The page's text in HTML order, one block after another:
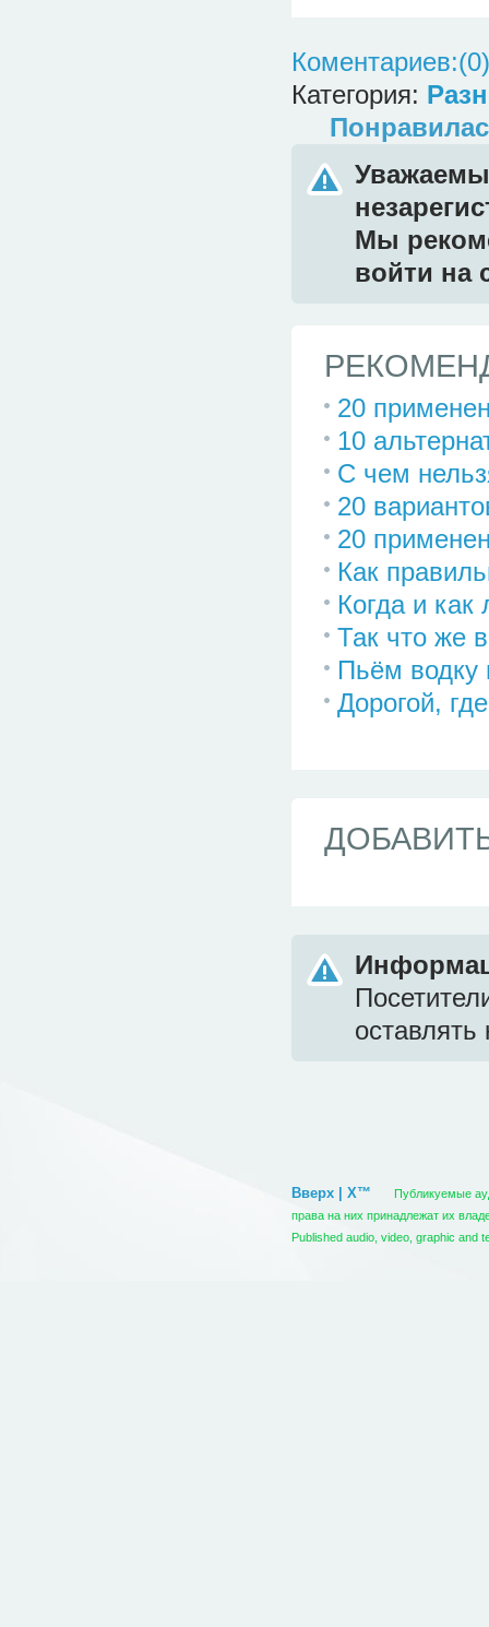
Коментариев:(0)
Категория:
Мы
войти на
20
10
С чем
20
20
Как
Когда и как
Так что же
Пьём водку
Дорогой,
Вверх | X™
Публикуемые
права на них принадлежат их
Published audio, video, graphic